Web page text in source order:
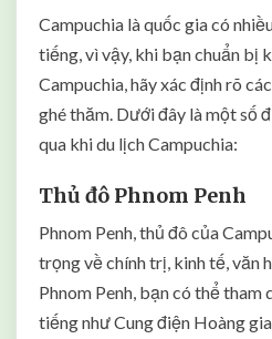
Campuchia là quốc gia có
tiếng, vì vậy, khi bạn chuẩn bị
Campuchia, hãy xác định rõ
ghé thăm. Dưới đây là một số
qua khi du lịch Campuchia:
Thủ đô Phnom Penh
Phnom Penh, thủ đô của
trọng về chính trị, kinh tế, văn
Phnom Penh, bạn có thể tham
tiếng như Cung điện Hoàng